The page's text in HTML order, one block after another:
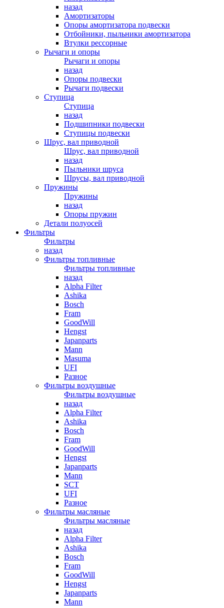
назад
Амортизаторы
Опоры амортизатора подвески
Отбойники, пыльники амортизатора
Втулки рессорные
Рычаги и опоры
Рычаги и опоры
назад
Опоры подвески
Рычаги подвески
Ступица
Ступица
назад
Подшипники подвески
Ступицы подвески
Шрус, вал приводной
Шрус, вал приводной
назад
Пыльники шруса
Шрусы, вал приводной
Пружины
Пружины
назад
Опоры пружин
Детали полуосей
Фильтры
Фильтры
назад
Фильтры топливные
Фильтры топливные
назад
Alpha Filter
Ashika
Bosch
Fram
GoodWill
Hengst
Japanparts
Mann
Masuma
UFI
Разное
Фильтры воздушные
Фильтры воздушные
назад
Alpha Filter
Ashika
Bosch
Fram
GoodWill
Hengst
Japanparts
Mann
SCT
UFI
Разное
Фильтры масляные
Фильтры масляные
назад
Alpha Filter
Ashika
Bosch
Fram
GoodWill
Hengst
Japanparts
Mann